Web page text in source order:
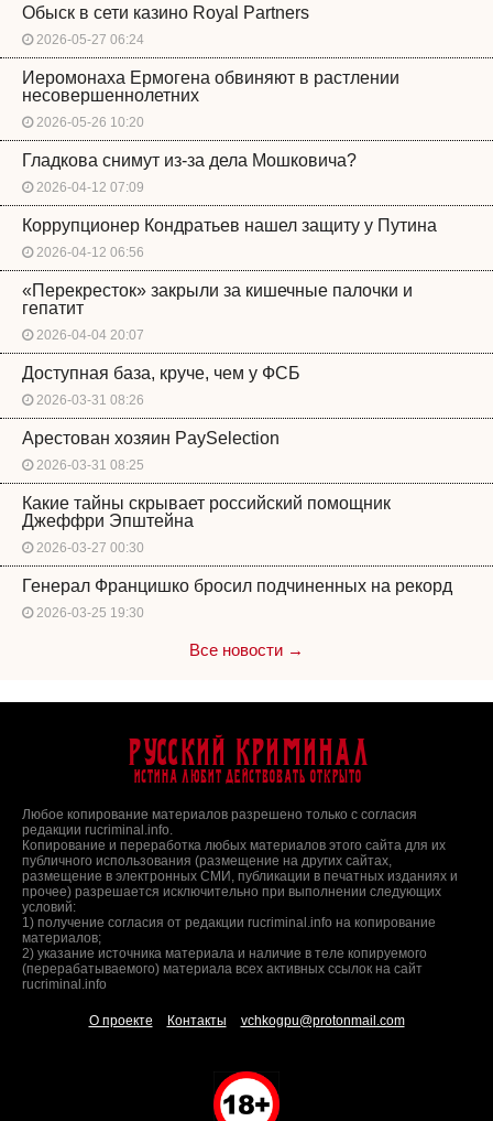
Обыск в сети казино Royal Partners
2026-05-27 06:24
Иеромонаха Ермогена обвиняют в растлении
несовершеннолетних
2026-05-26 10:20
Гладкова снимут из-за дела Мошковича?
2026-04-12 07:09
Коррупционер Кондратьев нашел защиту у Путина
2026-04-12 06:56
«Перекресток» закрыли за кишечные палочки и
гепатит
2026-04-04 20:07
Доступная база, круче, чем у ФСБ
2026-03-31 08:26
Арестован хозяин PaySelection
2026-03-31 08:25
Какие тайны скрывает российский помощник
Джеффри Эпштейна
2026-03-27 00:30
Генерал Францишко бросил подчиненных на рекорд
2026-03-25 19:30
Все новости →
Русский Криминал
Истина любит действовать открыто
Любое копирование материалов разрешено только с согласия
редакции rucriminal.info.
Копирование и переработка любых материалов этого сайта для их
публичного использования (размещение на других сайтах,
размещение в электронных СМИ, публикации в печатных изданиях и
прочее) разрешается исключительно при выполнении следующих
условий:
1) получение согласия от редакции rucriminal.info на копирование
материалов;
2) указание источника материала и наличие в теле копируемого
(перерабатываемого) материала всех активных ссылок на сайт
rucriminal.info
О проекте Контакты vchkogpu@protonmail.com